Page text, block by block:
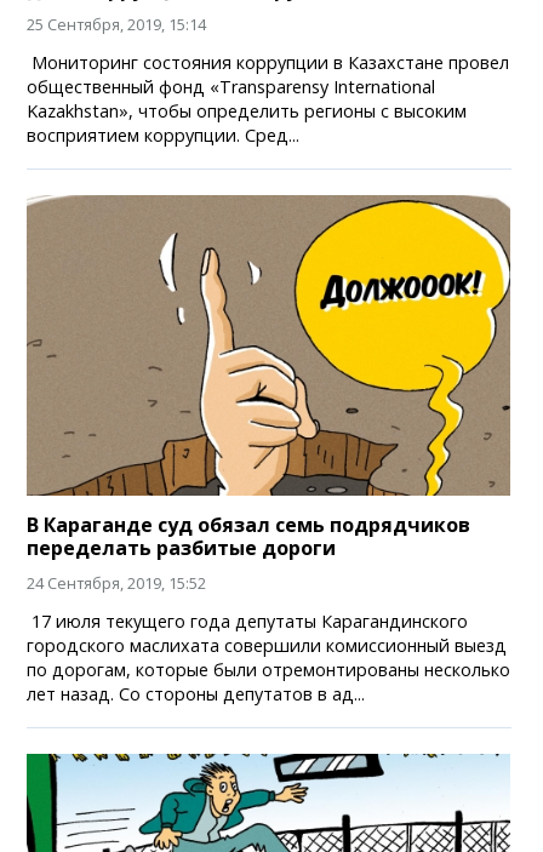
25 Сентября, 2019, 15:14
Мониторинг состояния коррупции в Казахстане провел
общественный фонд «Transparensy International
Kazakhstan», чтобы определить регионы с высоким
восприятием коррупции. Сред...
В Караганде суд обязал семь подрядчиков
переделать разбитые дороги
24 Сентября, 2019, 15:52
17 июля текущего года депутаты Карагандинского
городского маслихата совершили комиссионный выезд
по дорогам, которые были отремонтированы несколько
лет назад. Со стороны депутатов в ад...